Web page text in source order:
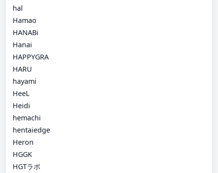
hal
Hamao
HANABi
Hanai
HAPPYGRA
HARU
hayami
HeeL
Heidi
hemachi
hentaiedge
Heron
HGGK
HGTラボ